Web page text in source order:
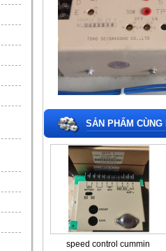
SẢN PHẨM CÙNG
speed control cummin